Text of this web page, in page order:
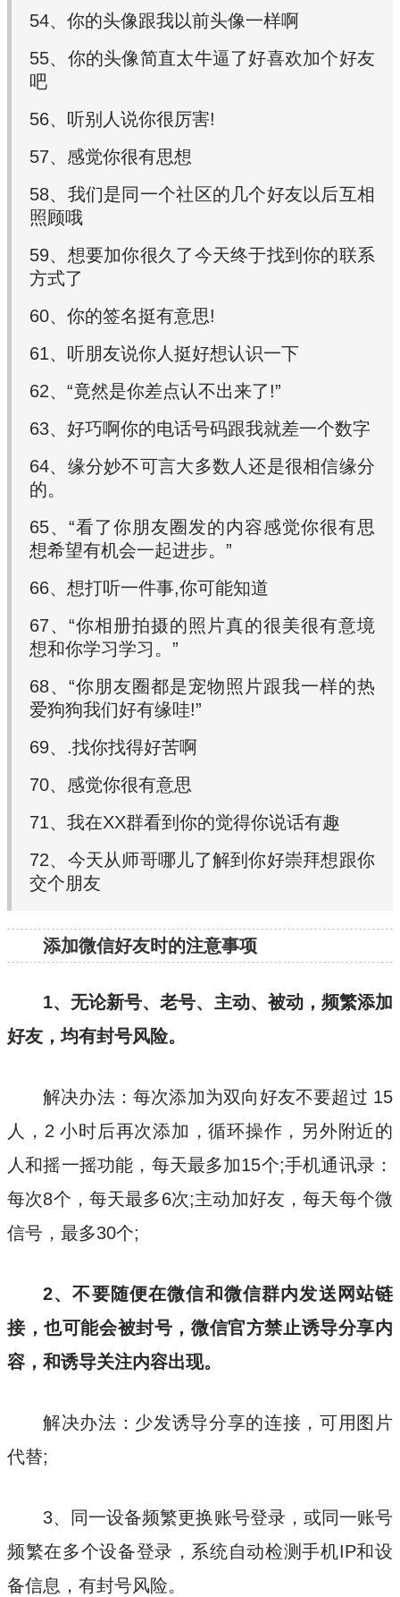
54、你的头像跟我以前头像一样啊
55、你的头像简直太牛逼了好喜欢加个好友
吧
56、听别人说你很厉害!
57、感觉你很有思想
58、我们是同一个社区的几个好友以后互相
照顾哦
59、想要加你很久了今天终于找到你的联系
方式了
60、你的签名挺有意思!
61、听朋友说你人挺好想认识一下
62、“竟然是你差点认不出来了!”
63、好巧啊你的电话号码跟我就差一个数字
64、缘分妙不可言大多数人还是很相信缘分
的。
65、“看了你朋友圈发的内容感觉你很有思
想希望有机会一起进步。”
66、想打听一件事,你可能知道
67、“你相册拍摄的照片真的很美很有意境
想和你学习学习。”
68、“你朋友圈都是宠物照片跟我一样的热
爱狗狗我们好有缘哇!”
69、.找你找得好苦啊
70、感觉你很有意思
71、我在XX群看到你的觉得你说话有趣
72、今天从师哥哪儿了解到你好崇拜想跟你
交个朋友
添加微信好友时的注意事项
1、无论新号、老号、主动、被动，频繁添加
好友，均有封号风险。
解决办法：每次添加为双向好友不要超过 15
人，2 小时后再次添加，循环操作，另外附近的
人和摇一摇功能，每天最多加15个;手机通讯录：
每次8个，每天最多6次;主动加好友，每天每个微
信号，最多30个;
2、不要随便在微信和微信群内发送网站链
接，也可能会被封号，微信官方禁止诱导分享内
容，和诱导关注内容出现。
解决办法：少发诱导分享的连接，可用图片
代替;
3、同一设备频繁更换账号登录，或同一账号
频繁在多个设备登录，系统自动检测手机IP和设
备信息，有封号风险。